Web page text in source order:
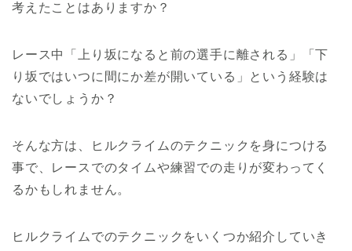
考えたことはありますか？
レース中「上り坂になると前の選手に離される」「下
り坂ではいつに間にか差が開いている」という経験は
ないでしょうか？
そんな方は、ヒルクライムのテクニックを身につける
事で、レースでのタイムや練習での走りが変わってく
るかもしれません。
ヒルクライムでのテクニックをいくつか紹介していき